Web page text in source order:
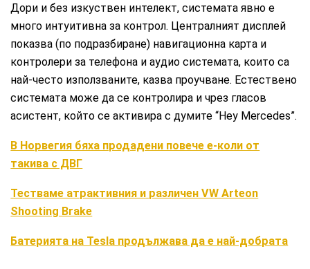
Дори и без изкуствен интелект, системата явно е
много интуитивна за контрол. Централният дисплей
показва (по подразбиране) навигационна карта и
контролери за телефона и аудио системата, които са
най-често използваните, казва проучване. Естествено
системата може да се контролира и чрез гласов
асистент, който се активира с думите “Hey Mercedes”.
В Норвегия бяха продадени повече е-коли от
такива с ДВГ
Тестваме атрактивния и различен VW Arteon
Shooting Brake
Батерията на Tesla продължава да е най-добрата